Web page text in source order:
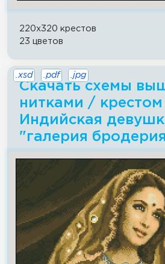
220x320 крестов
23 цветов
Скачать схемы
нитками / крестом
Индийская
"галерия
.xsd .pdf .jpg